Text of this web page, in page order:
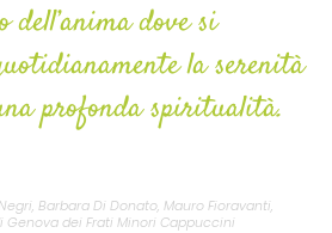
dell’anima dove si
la serenità
profonda spiritualità.
Barbara Di Donato, Mauro Fioravanti,
Genova dei Frati Minori Cappuccini